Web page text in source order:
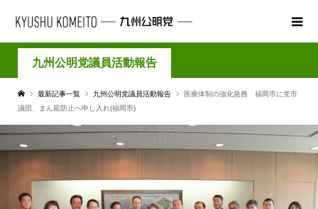
九州公明党議員活動報告
最新記事一覧 九州公明党議員活動報告
医療体制の強化急務 福岡市に党市
議団、まん延防止へ申し入れ(福岡市)